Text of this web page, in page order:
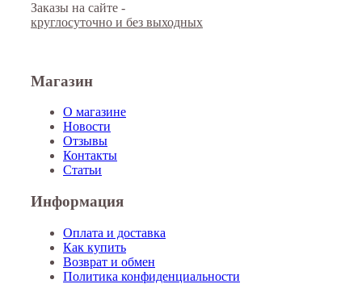
Заказы на сайте -
круглосуточно и без выходных
Магазин
О магазине
Новости
Отзывы
Контакты
Статьи
Информация
Оплата и доставка
Как купить
Возврат и обмен
Политика конфиденциальности